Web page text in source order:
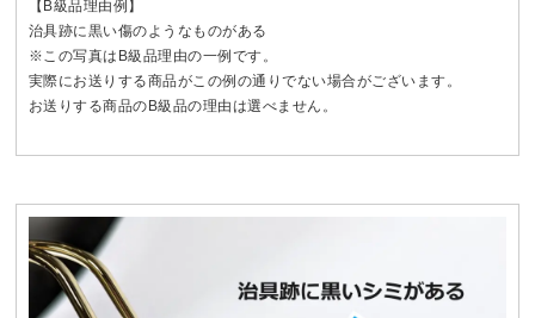
【B級品理由例】
治具跡に黒い傷のようなものがある
※この写真はB級品理由の一例です。
実際にお送りする商品がこの例の通りでない場合がございます。
お送りする商品のB級品の理由は選べません。